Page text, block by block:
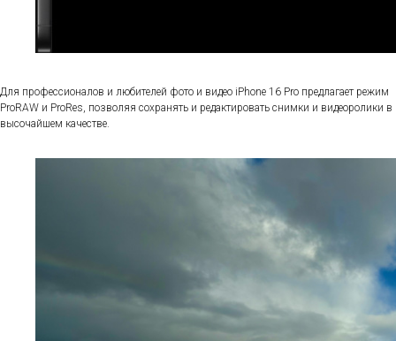
Для профессионалов и любителей фото и видео iPhone 16 Pro предлагает режим
ProRAW и ProRes, позволяя сохранять и редактировать снимки и видеоролики в
высочайшем качестве.